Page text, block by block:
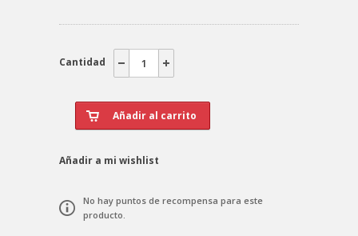
Cantidad
Añadir a mi wishlist
No hay puntos de recompensa para este
producto.